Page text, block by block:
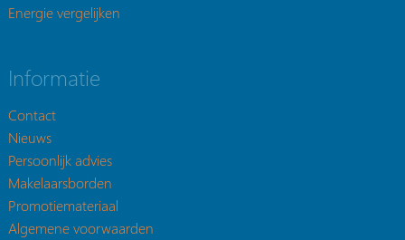
Energie vergelijken
Informatie
Contact
Nieuws
Persoonlijk advies
Makelaarsborden
Promotiemateriaal
Algemene voorwaarden